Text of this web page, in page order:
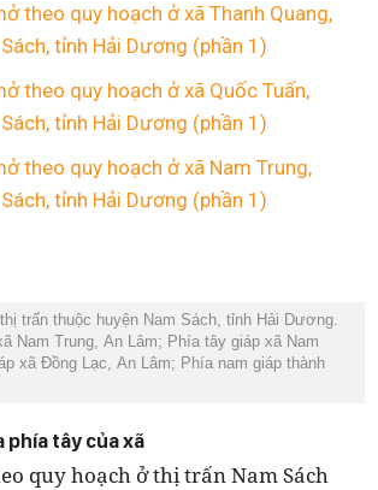
theo quy hoạch ở xã Thanh Quang,
tỉnh Hải Dương (phần 1)
theo quy hoạch ở xã Quốc Tuấn,
tỉnh Hải Dương (phần 1)
theo quy hoạch ở xã Nam Trung,
tỉnh Hải Dương (phần 1)
trấn thuộc huyện Nam Sách, tỉnh Hải Dương.
Nam Trung, An Lâm; Phía tây giáp xã Nam
xã Đồng Lạc, An Lâm; Phía nam giáp thành
phía tây của xã
quy hoạch ở thị trấn Nam Sách